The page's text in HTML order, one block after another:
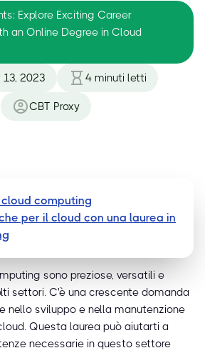
Explore Exciting Career
an Online Degree in Cloud
13, 2023 4 minuti letti
CBT Proxy
computing
per il cloud con una laurea in
sono preziose, versatili e
settori. C'è una crescente domanda
nello sviluppo e nella manutenzione
Questa laurea può aiutarti a
necessarie in questo settore